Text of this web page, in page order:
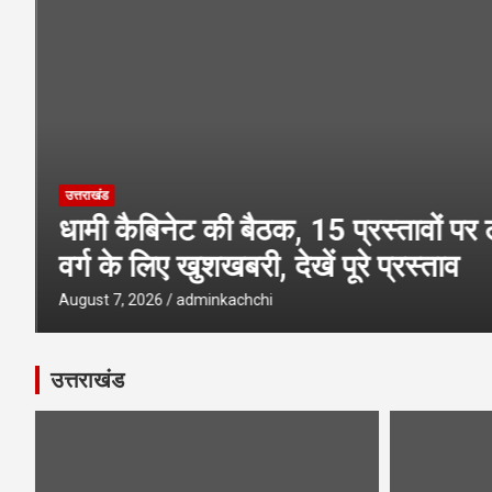
उत्तराखंड की 13 बेटियों को मिलेगा तीलू
उत्तराखंड
धामी कैबिनेट की बैठक, 15 प्रस्तावों पर
वर्ग के लिए खुशखबरी, देखें पूरे प्रस्ताव
August 7, 2026 adminkachchi
उत्तराखंड